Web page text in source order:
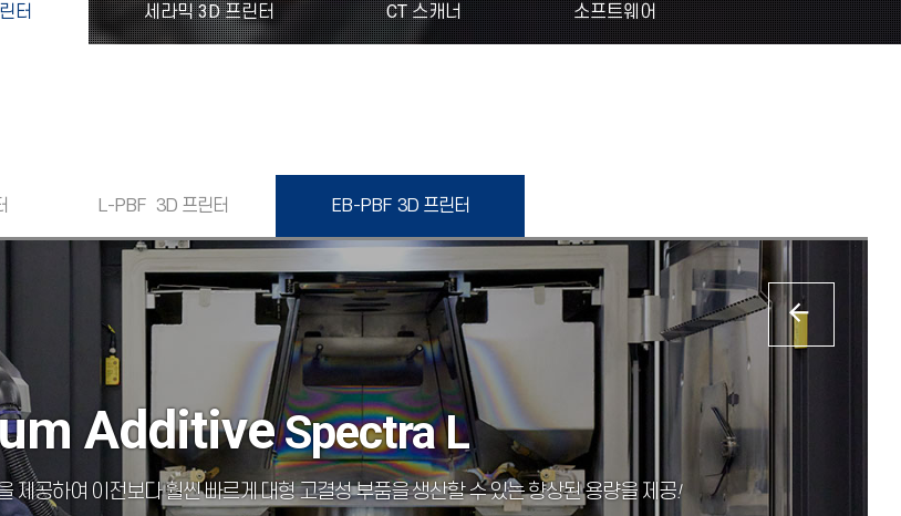
터 세라믹 3D 프린터 CT 스캐너 소프트웨어
L-PBF 3D 프린터 EB-PBF 3D 프린터
AdditiveSpectra L
제공하여 이전보다 훨씬 빠르게 대형 고결성 부품을 생산할 수 있는 향상된 용량을 제공!